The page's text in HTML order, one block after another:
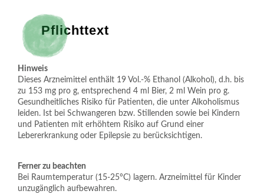
Pflichttext
Hinweis
Dieses Arzneimittel enthält 19 Vol.-% Ethanol (Alkohol), d.h. bis
zu 153 mg pro g, entsprechend 4 ml Bier, 2 ml Wein pro g.
Gesundheitliches Risiko für Patienten, die unter Alkoholismus
leiden. Ist bei Schwangeren bzw. Stillenden sowie bei Kindern
und Patienten mit erhöhtem Risiko auf Grund einer
Lebererkrankung oder Epilepsie zu berücksichtigen.
Ferner zu beachten
Bei Raumtemperatur (15-25°C) lagern. Arzneimittel für Kinder
unzugänglich aufbewahren.